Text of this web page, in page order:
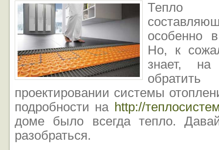
Тепло
особенно
Но, к
знает,
проектировании системы
подробности на http://
доме было всегда тепло.
разобраться.